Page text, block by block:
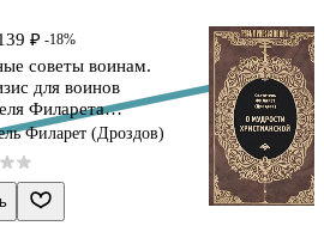
попала уже к человеку
подобного
самом начале даны
для более лёгкого
материала.
₽ -18%
советы воинам.
для воинов
Филарета
Филарет (Дроздов)